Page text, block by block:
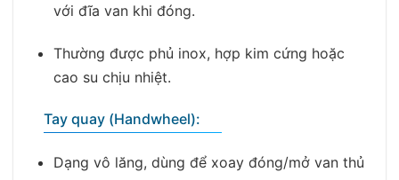
với đĩa van khi đóng.
Thường được phủ inox, hợp kim cứng hoặc
cao su chịu nhiệt.
Tay quay (Handwheel):
Dạng vô lăng, dùng để xoay đóng/mở van thủ